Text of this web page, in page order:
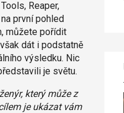
Reaper,
první pohled
můžete pořídit
dát i podstatně
výsledku. Nic
je světu.
který může z
je ukázat vám